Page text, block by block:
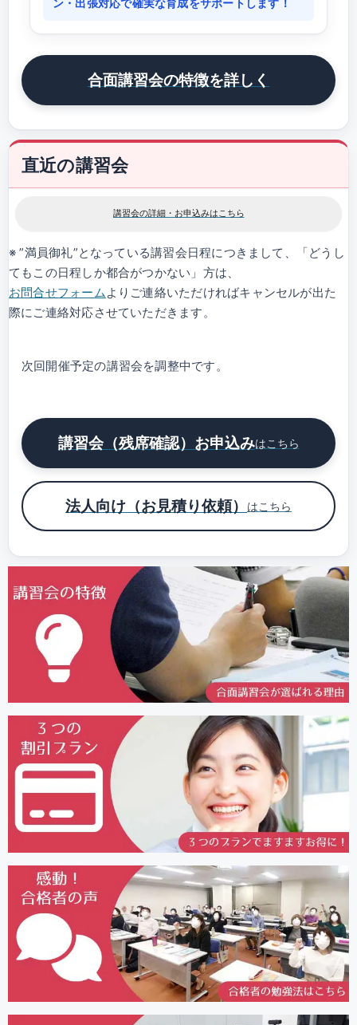
合面講習会の特徴を詳しく
直近の講習会
講習会の詳細・お申込みはこちら
※ ”満員御礼”となっている講習会日程につきまして、「どうし
てもこの日程しか都合がつかない」方は、
お問合せフォームよりご連絡いただければキャンセルが出た
際にご連絡対応させていただきます。
次回開催予定の講習会を調整中です。
講習会（残席確認）お申込みはこちら
法人向け（お見積り依頼） はこちら